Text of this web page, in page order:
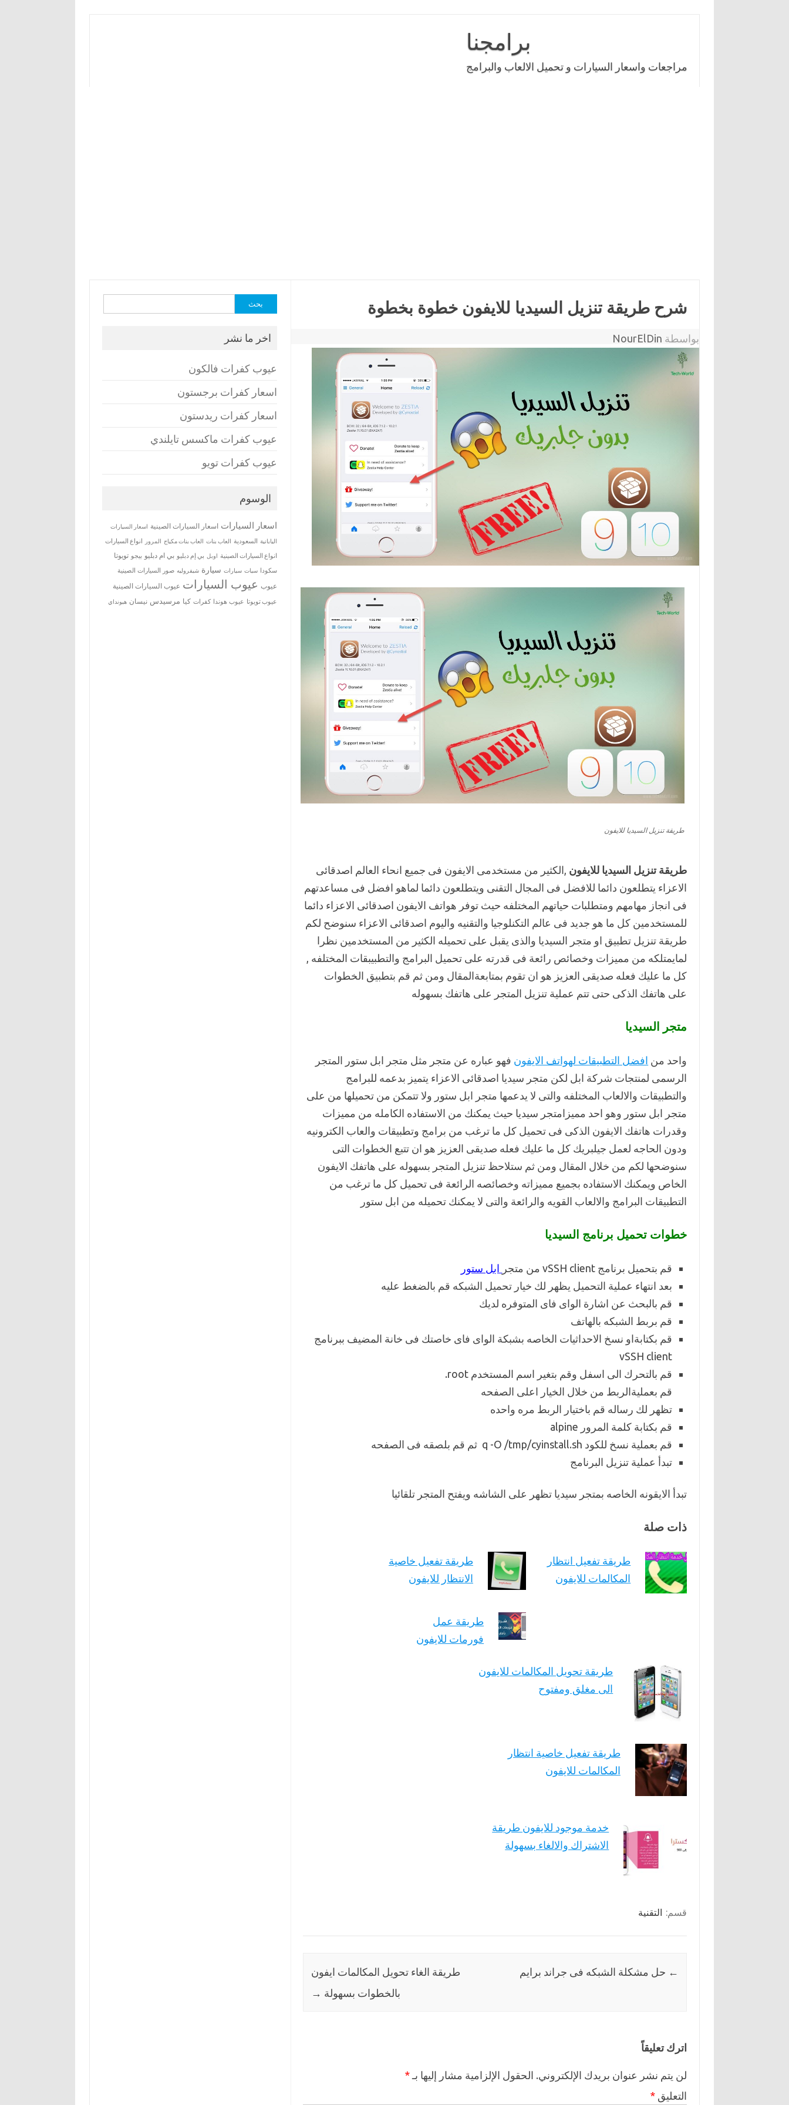
برامجنا
مراجعات واسعار السيارات و تحميل الالعاب والبرامج
شرح طريقة تنزيل السيديا للايفون خطوة بخطوة
بواسطة NourElDin
طريقة تنزيل السيديا للايفون
طريقة تنزيل السيديا للايفون ,الكثير من مستخدمى الايفون فى جميع انحاء العالم اصدقائى
الاعزاء يتطلعون دائما للافضل فى المجال التقنى ويتطلعون دائما لماهو افضل فى مساعدتهم
فى انجاز مهامهم ومتطلبات حياتهم المختلفه حيث توفر هواتف الايفون اصدقائى الاعزاء دائما
للمستخدمين كل ما هو جديد فى عالم التكنلوجيا والتقنيه واليوم اصدقائى الاعزاء سنوضح لكم
طريقة تنزيل تطبيق او متجر السيديا والذى يقبل على تحميله الكثير من المستخدمين نظرا
لمايمتلكه من مميزات وخصائص رائعة فى قدرته على تحميل البرامج والتطبيبقات المختلفه ,
كل ما عليك فعله صديقى العزيز هو ان تقوم بمتابعةالمقال ومن ثم قم بتطبيق الخطوات
على هاتفك الذكى حتى تتم عملية تنزيل المتجر على هاتفك بسهوله
متجر السيديا
واحد من افضل التطبيقات لهواتف الايفون فهو عباره عن متجر مثل متجر ابل ستور المتجر
الرسمى لمنتجات شركة ابل لكن متجر سيديا اصدقائى الاعزاء يتميز بدعمه للبرامج
والتطبيقات والالعاب المختلفه والتى لا يدعمها متجر ابل ستور ولا تتمكن من تحميلها من على
متجر ابل ستور وهو احد مميزامتجر سيديا حيث يمكنك من الاستفاده الكامله من مميزات
وقدرات هاتفك الايفون الذكى فى تحميل كل ما ترغب من برامج وتطبيقات والعاب الكترونيه
ودون الحاجه لعمل جيلبريك كل ما عليك فعله صديقى العزيز هو ان تتبع الخطوات التى
سنوضحها لكم من خلال المقال ومن ثم ستلاحظ تنزيل المتجر بسهوله على هاتفك الايفون
الخاص ويمكنك الاستفاده بجميع مميزاته وخصائصه الرائعة فى تحميل كل ما ترغب من
التطبيقات البرامج والالعاب القويه والرائعة والتى لا يمكنك تحميله من ابل ستور
خطوات تحميل برنامج السيديا
قم بتحميل برنامج vSSH client من متجر
ابل ستور
بعد انتهاء عملية التحميل يظهر لك خيار تحميل الشبكه قم بالضغط عليه
قم بالبحث عن اشارة الواى فاى المتوفره لديك
قم بربط الشبكه بالهاتف
قم بكتابةاو نسخ الاحداثيات الخاصه بشبكة الواى فاى خاصتك فى خانة المضيف ببرنامج
vSSH client
قم بالتحرك الى اسفل وقم بتغير اسم المستخدم root.
قم بعمليةالربط من خلال الخيار اعلى الصفحه
تظهر لك رساله قم باختيار الربط مره واحده
قم بكتابة كلمة المرور alpine
قم بعملية نسخ للكود q -O /tmp/cyinstall.sh ثم قم بلصقه فى الصفحه
تبدأ عملية تنزيل البرنامج
تبدأ الايقونه الخاصه بمتجر سيديا تظهر على الشاشه ويفتح المتجر تلقائيا
ذات صلة
طريقة تفعيل انتظار
المكالمات للايفون
طريقة تفعيل خاصية
الانتظار للايفون
طريقة عمل
فورمات للايفون
طريقة تحويل المكالمات للايفون
الى مغلق ومفتوح
طريقة تفعيل خاصية انتظار
المكالمات للايفون
خدمة موجود للايفون طريقة
الاشتراك والالغاء بسهولة
قسم: التقنية
← حل مشكلة الشبكه فى جراند برايم
طريقة الغاء تحويل المكالمات ايفون
بالخطوات بسهولة →
اترك تعليقاً
لن يتم نشر عنوان بريدك الإلكتروني. الحقول الإلزامية مشار إليها بـ *
التعليق *
البحث
اخر ما نشر
عيوب كفرات فالكون
اسعار كفرات برجستون
اسعار كفرات ريدستون
عيوب كفرات ماكسس تايلندي
عيوب كفرات تويو
الوسوم
اسعار السيارات اسعار السيارات الصينية اسعار السيارات
اليابانية السعودية العاب بنات العاب بنات مكياج المرور انواع السيارات
انواع السيارات الصينية اوبل بي إم دبليو بي ام دبليو بيجو تويوتا
سكودا سيات سيارات سيارة شيفروليه صور السيارات الصينية
عيوب عيوب السيارات عيوب السيارات الصينية
عيوب تويوتا عيوب هوندا كفرات كيا مرسيدس نيسان هيونداي